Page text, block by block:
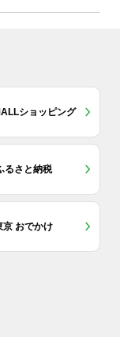
ショッピング
るさと納税
京 おでかけ